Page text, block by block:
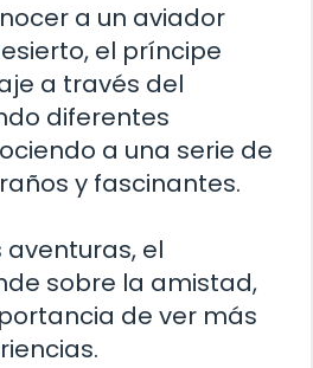
a un aviador
el príncipe
a través del
diferentes
a una serie de
y fascinantes.
aventuras, el
sobre la amistad,
de ver más